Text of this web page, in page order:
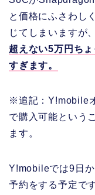
と価格にふさわし
じてしまいますが
超えない5万円ち
すぎます。
※追記：Y!mobile
で購入可能という
ます。
Y!mobileでは9日
予約をする予定で